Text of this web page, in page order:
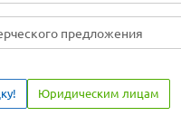
предложения
Юридическим лицам